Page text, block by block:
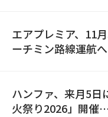
エアプレミア、11
ーチミン路線運航
ハンファ、来月5日
火祭り2026」開催